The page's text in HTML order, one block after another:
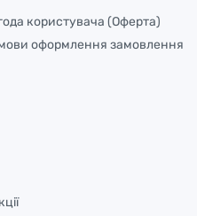
користувача (Оферта)
оформлення замовлення